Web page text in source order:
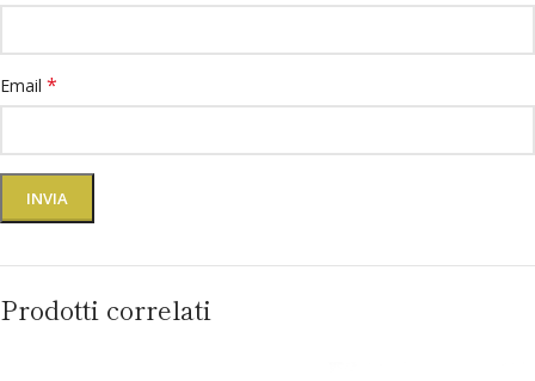
Email *
Prodotti correlati